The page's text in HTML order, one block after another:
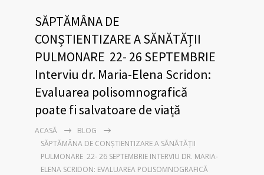
SĂPTĂMÂNA DE
CONȘTIENTIZARE A SĂNĂTĂȚII
PULMONARE 22- 26 SEPTEMBRIE
Interviu dr. Maria-Elena Scridon:
Evaluarea polisomnografică
poate fi salvatoare de viață
ACASĂ
BLOG
SĂPTĂMÂNA DE CONȘTIENTIZARE A SĂNĂTĂȚII
PULMONARE 22- 26 SEPTEMBRIE INTERVIU DR. MARIA-
ELENA SCRIDON: EVALUAREA POLISOMNOGRAFICĂ